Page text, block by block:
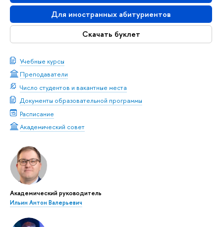
Для иностранных абитуриентов
Скачать буклет
Учебные курсы
Преподаватели
Число студентов и вакантные места
Документы образовательной программы
Расписание
Академический совет
Академический руководитель
Ильин Антон Валерьевич